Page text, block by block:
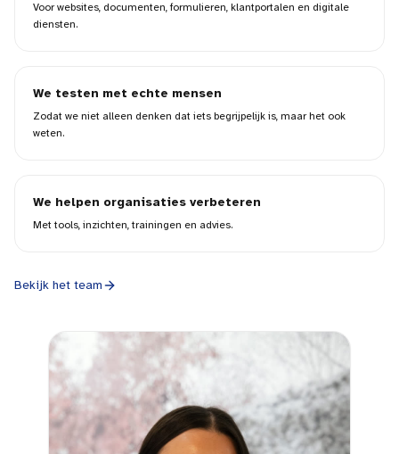
Voor websites, documenten, formulieren, klantportalen en digitale
diensten.
We testen met echte mensen
Zodat we niet alleen denken dat iets begrijpelijk is, maar het ook
weten.
We helpen organisaties verbeteren
Met tools, inzichten, trainingen en advies.
Bekijk het team